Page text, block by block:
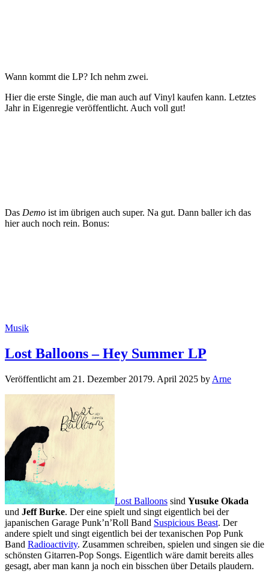
Wann kommt die LP? Ich nehm zwei.
Hier die erste Single, die man auch auf Vinyl kaufen kann. Letztes
Jahr in Eigenregie veröffentlicht. Auch voll gut!
Das Demo ist im übrigen auch super. Na gut. Dann baller ich das
hier auch noch rein. Bonus:
Kategorien
Musik
Lost Balloons – Hey Summer LP
Veröffentlicht am 21. Dezember 20179. April 2025 by Arne
Lost Balloons sind Yusuke Okada
und Jeff Burke. Der eine spielt und singt eigentlich bei der
japanischen Garage Punk’n’Roll Band Suspicious Beast. Der
andere spielt und singt eigentlich bei der texanischen Pop Punk
Band Radioactivity. Zusammen schreiben, spielen und singen sie die
schönsten Gitarren-Pop Songs. Eigentlich wäre damit bereits alles
gesagt, aber man kann ja noch ein bisschen über Details plaudern.